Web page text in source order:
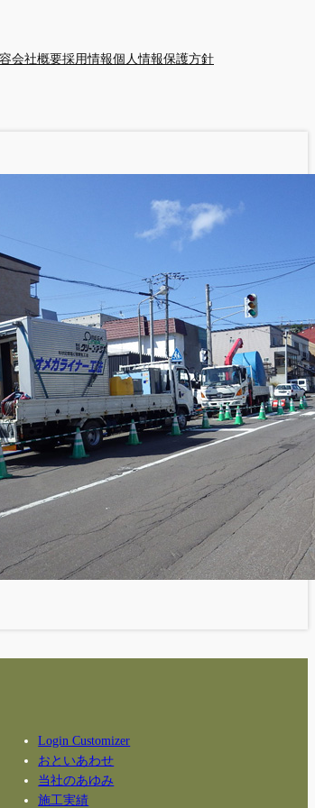
会社概要採用情報個人情報保護方針
Login Customizer
おといあわせ
当社のあゆみ
施工実績